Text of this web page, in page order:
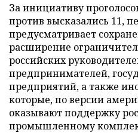
За инициативу
против высказались 11,
предусматривает
расширение
российских
предпринимателей,
предприятий, а также
которые, по версии
оказывают поддержку
промышленному